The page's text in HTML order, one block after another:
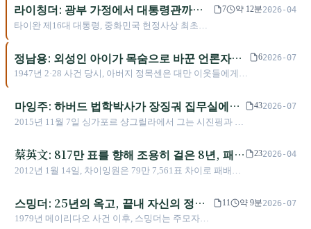
히려 타이완 인재에 대해 가장 냉철한 경고를 던지는
인물이 되었다: "타이완은 5년 내에 인재를 찾지 못할
라이칭더: 광부 가정에서 대통령관까지,
공중보건의사의 여정
타이완 제16대 대통령, 중화민국 헌정사상 최초로
7 약 12분2026-04
정남용: 외성인 아이가 목숨으로 바꾼 언론자유
의 방정식
1947년 2·28 사건 당시, 아버지 정목센은 대만 이웃들에게
신의 잡지사에서 휘발유에 불을 붙였다. 1984년 《자유시
대》를 창간하고 24개의 인가증을 소지한 채 18차례 금지 조
치를 받으면서도 계속 발행했다. 1988년 허세걸(許世楷)의
자결했다. 엽구란(葉菊蘭)은 이후 정계에 입문하여 입법위
원, 교통부장, 객위회(客委會) 주임위원, 행정원 부원장, 대통
판자는 과격한 개인적 선택이라고 본다. 대만의 언론자유는
이제 너무나 일상적인 공기가 되어, 많은 사람들이 한때 목숨
62026-07
마잉주: 하버드 법학박사가 장징궈 집무실에서
영어 통역을 맡고, 8년 동안 '청렴' 이미지를 기
와 22K를 남긴 인물
2015년 11월 7일 싱가포르 샹그릴라에서 그는 시진핑과 1
음 만난 순간이었다. 같은 사진을 두고 대만 사회는 지금까
지 완전히 다른 두 방식으로 기억한다. 한쪽은 역사적 돌파
를 보고, 다른 한쪽은 주체성의 양보를 본다. 그가 8년 대통
여기에 퇴임 후 10년 사이 두 차례 중국 방문과 2026년 가족
성명까지 더해져, 오늘날까지도 평가는 정리되지 않았다.
432026-07
蔡英文: 817만 표를 향해 조용히 걸은 8년, 패배
의 밤에서
2012년 1월 14일, 차이잉원은 79만 7,561표 차이로 패배했
제 역사상 최다 득표 기록을 세웠다. 국제무역법 학자에서
첫 여성 총통으로, 그녀는 원주민 사과, 동성결혼 특별법, 연
금 개혁과 현상 유지를 통해 업적을 남겼으나, 사법, 주거,
232026-04
스밍더: 25년의 옥고, 끝내 자신의 정당
을 향해 깃발을 들다
1979년 메이리다오 사건 이후, 스밍더는 주모자라
11 약 9분2026-07